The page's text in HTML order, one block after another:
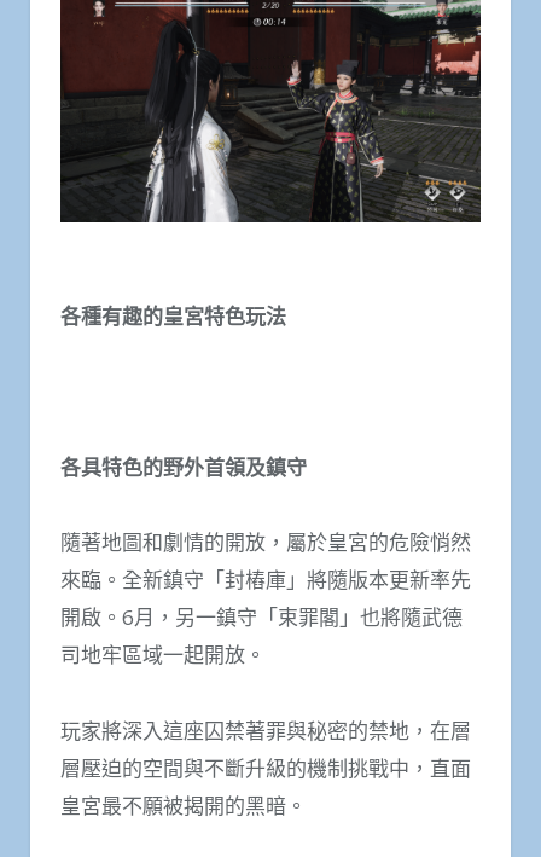
各種有趣的皇宮特色玩法
各具特色的野外首領及鎮守
隨著地圖和劇情的開放，屬於皇宮的危險悄然
來臨。全新鎮守「封樁庫」將隨版本更新率先
開啟。6月，另一鎮守「束罪閣」也將隨武德
司地牢區域一起開放。
玩家將深入這座囚禁著罪與秘密的禁地，在層
層壓迫的空間與不斷升級的機制挑戰中，直面
皇宮最不願被揭開的黑暗。